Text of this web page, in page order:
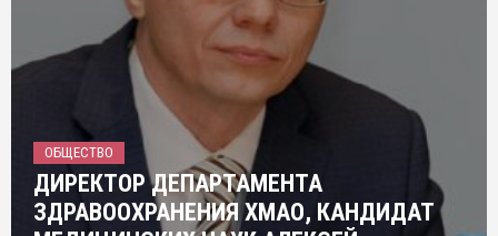
ОБЩЕСТВО
ДИРЕКТОР ДЕПАРТАМЕНТА
ЗДРАВООХРАНЕНИЯ ХМАО, КАНДИДАТ